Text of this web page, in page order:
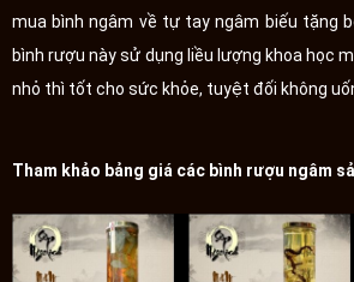
mua bình ngâm về tự tay ngâm biếu tặng
bình rượu này sử dụng liều lượng khoa học
nhỏ thì tốt cho sức khỏe, tuyệt đối không
Tham khảo bảng giá các bình rượu ngâm